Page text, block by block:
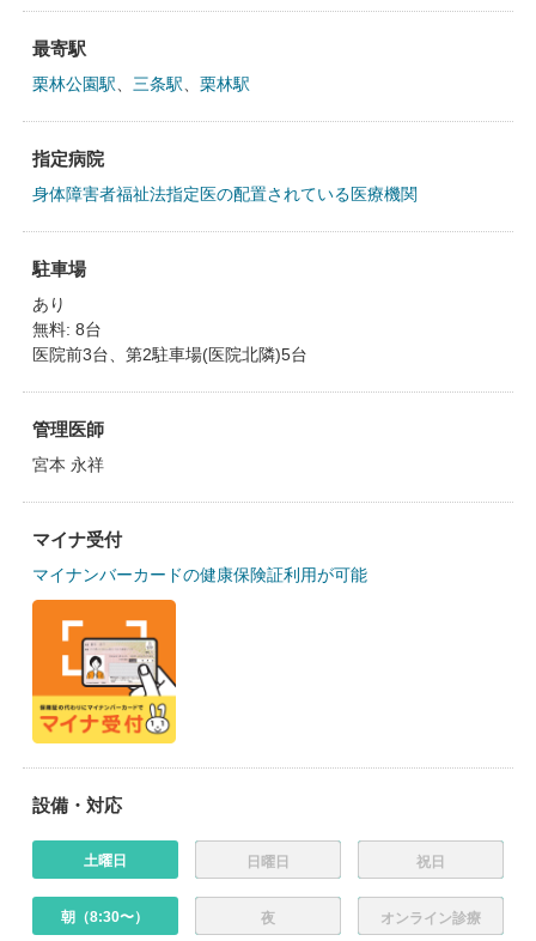
最寄駅
栗林公園駅 三条駅 栗林駅
指定病院
身体障害者福祉法指定医の配置されている医療機関
駐車場
あり
無料: 8台
医院前3台、第2駐車場(医院北隣)5台
管理医師
宮本 永祥
マイナ受付
マイナンバーカードの健康保険証利用が可能
設備・対応
土曜日 日曜日 祝日
朝（8:30〜） 夜 オンライン診療